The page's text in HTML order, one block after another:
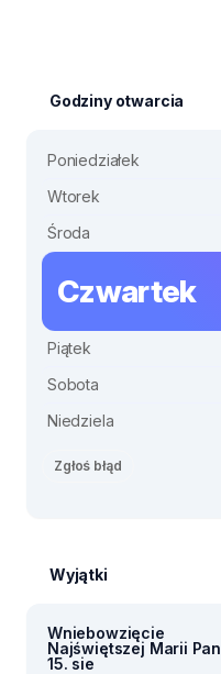
Godziny otwarcia
Poniedziałek
Wtorek
Środa
Czwartek
Piątek
Sobota
Niedziela
Zgłoś błąd
Wyjątki
Wniebowzięcie
Najświętszej Marii
15. sie